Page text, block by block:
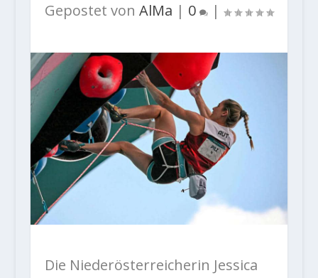
Gepostet von AlMa | 0 |
Die Niederösterreicherin Jessica